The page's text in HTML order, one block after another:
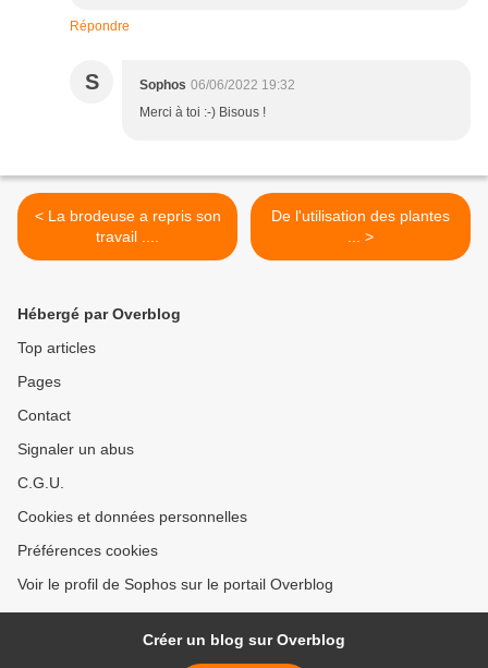
Répondre
S Sophos 06/06/2022 19:32
Merci à toi :-) Bisous !
< La brodeuse a repris son
travail ....
De l'utilisation des plantes
... >
Hébergé par Overblog
Top articles
Pages
Contact
Signaler un abus
C.G.U.
Cookies et données personnelles
Préférences cookies
Voir le profil de Sophos sur le portail Overblog
Créer un blog sur Overblog